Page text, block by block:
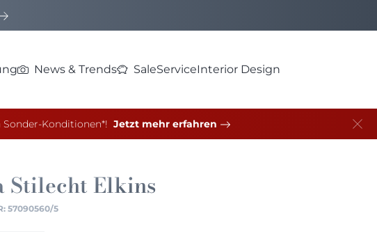
News & Trends SaleServiceInterior Design
Sonder-Konditionen*! Jetzt mehr erfahren
Stilecht Elkins
57090560/5